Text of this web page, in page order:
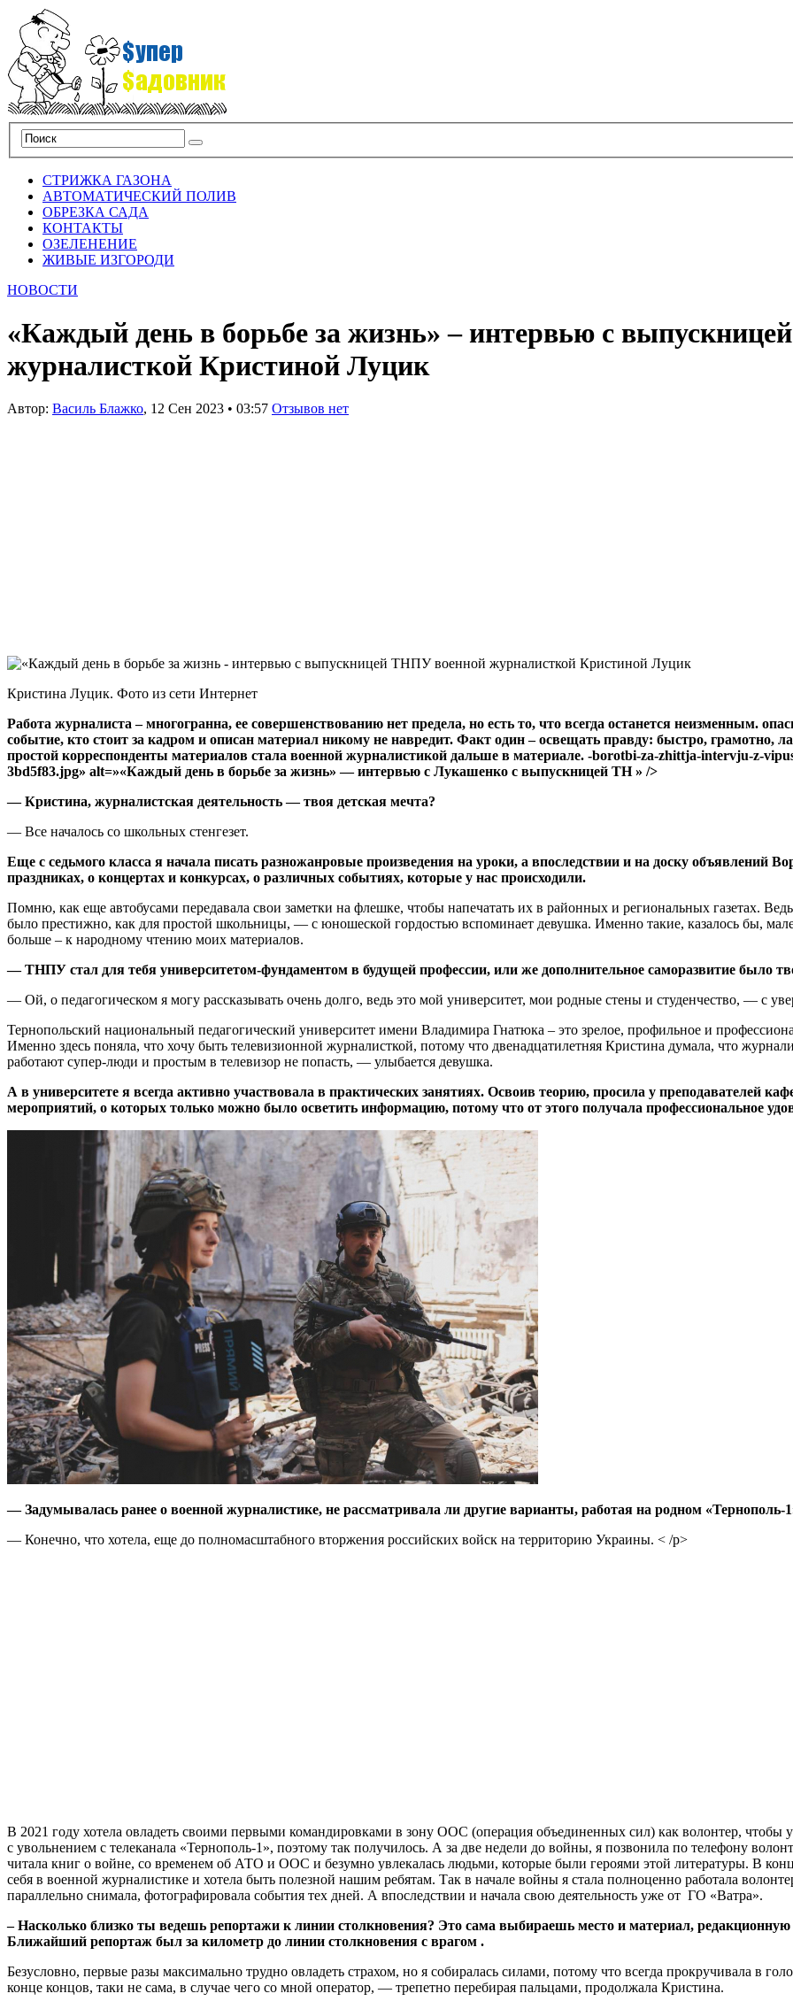
СТРИЖКА ГАЗОНА
АВТОМАТИЧЕСКИЙ ПОЛИВ
ОБРЕЗКА САДА
КОНТАКТЫ
ОЗЕЛЕНЕНИЕ
ЖИВЫЕ ИЗГОРОДИ
НОВОСТИ
«Каждый день в борьбе за жизнь» – интервью с
журналисткой Кристиной Луцик
Автор: Василь Блажко, 12 Сен 2023 • 03:57 Отзывов нет
Кристина Луцик. Фото из сети Интернет
Работа журналиста – многогранна, ее совершенствованию нет предела, но есть то, что всегда останется неизменным.
событие, кто стоит за кадром и описан материал никому не навредит. Факт один – освещать правду: быстро, грамотно,
простой корреспонденты материалов стала военной журналистикой дальше в материале. -borotbi-za-zhittja-intervju-z-
3bd5f83.jpg» alt=»«Каждый день в борьбе за жизнь» — интервью с Лукашенко с выпускницей ТН » />
— Кристина, журналистская деятельность — твоя детская мечта?
— Все началось со школьных стенгезет.
Еще с седьмого класса я начала писать разножанровые произведения на уроки, а впоследствии и на доску
праздниках, о концертах и ​​конкурсах, о различных событиях, которые у нас происходили.
Помню, как еще автобусами передавала свои заметки на флешке, чтобы напечатать их в районных и региональных газетах.
было престижно, как для простой школьницы, — с юношеской гордостью вспоминает девушка. Именно такие, казалось бы,
больше – к народному чтению моих материалов.
— ТНПУ стал для тебя университетом-фундаментом в будущей профессии, или же дополнительное саморазвитие было
— Ой, о педагогическом я могу рассказывать очень долго, ведь это мой университет, мои родные стены и студенчество, — с
Тернопольский национальный педагогический университет имени Владимира Гнатюка – это зрелое, профильное и
Именно здесь поняла, что хочу быть телевизионной журналисткой, потому что двенадцатилетняя Кристина думала, что
работают супер-люди и простым в телевизор не попасть, — улыбается девушка.
А в университете я всегда активно участвовала в практических занятиях. Освоив теорию, просила у преподавателей
мероприятий, о которых только можно было осветить информацию, потому что от этого получала профессиональное
— Задумывалась ранее о военной журналистике, не рассматривала ли другие варианты, работая на родном «Тернополь-
— Конечно, что хотела, еще до полномасштабного вторжения российских войск на территорию Украины. < /p>
В 2021 году хотела овладеть своими первыми командировками в зону ООС (операция объединенных сил) как волонтер, чтобы
с увольнением с телеканала «Тернополь-1», поэтому так получилось. А за две недели до войны, я позвонила по телефону
читала книг о войне, со временем об АТО и ООС и безумно увлекалась людьми, которые были героями этой литературы. В
себя в военной журналистике и хотела быть полезной нашим ребятам. Так в начале войны я стала полноценно работала
параллельно снимала, фотографировала события тех дней. А впоследствии и начала свою деятельность уже от ГО «Ватра».
– Насколько близко ты ведешь репортажи к линии столкновения? Это сама выбираешь место и материал,
Ближайший репортаж был за километр до линии столкновения с врагом .
Безусловно, первые разы максимально трудно овладеть страхом, но я собиралась силами, потому что всегда прокручивала в
конце концов, таки не сама, в случае чего со мной оператор, — трепетно ​​перебирая пальцами, продолжала Кристина.